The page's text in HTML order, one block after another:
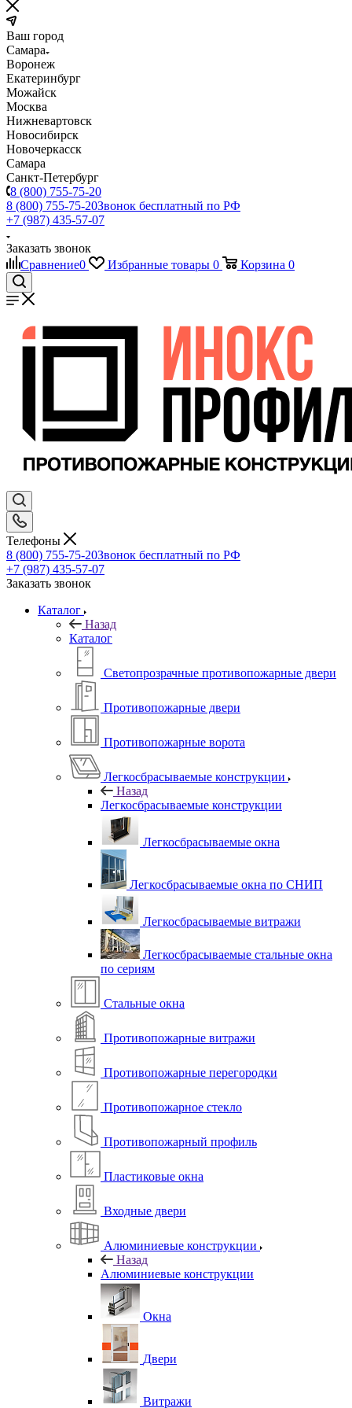
Ваш город
Самара
Воронеж
Екатеринбург
Можайск
Москва
Нижневартовск
Новосибирск
Новочеркасск
Самара
Санкт-Петербург
8 (800) 755-75-20
8 (800) 755-75-20Звонок бесплатный по РФ
+7 (987) 435-57-07
Заказать звонок
Сравнение0 Избранные товары 0 Корзина 0
Телефоны
8 (800) 755-75-20Звонок бесплатный по РФ
+7 (987) 435-57-07
Заказать звонок
Каталог
Назад
Каталог
Светопрозрачные противопожарные двери
Противопожарные двери
Противопожарные ворота
Легкосбрасываемые конструкции
Назад
Легкосбрасываемые конструкции
Легкосбрасываемые окна
Легкосбрасываемые окна по СНИП
Легкосбрасываемые витражи
Легкосбрасываемые стальные окна
по сериям
Стальные окна
Противопожарные витражи
Противопожарные перегородки
Противопожарное стекло
Противопожарный профиль
Пластиковые окна
Входные двери
Алюминиевые конструкции
Назад
Алюминиевые конструкции
Окна
Двери
Витражи